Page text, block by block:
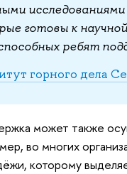
готовы к
ребят
горного дела
может также
во многих
которому